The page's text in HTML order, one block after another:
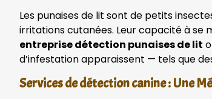
Les punaises de lit sont de petits
irritations cutanées. Leur capacité à se
entreprise détection punaises de lit
d’infestation apparaissent — tels que
Services de détection canine : Une